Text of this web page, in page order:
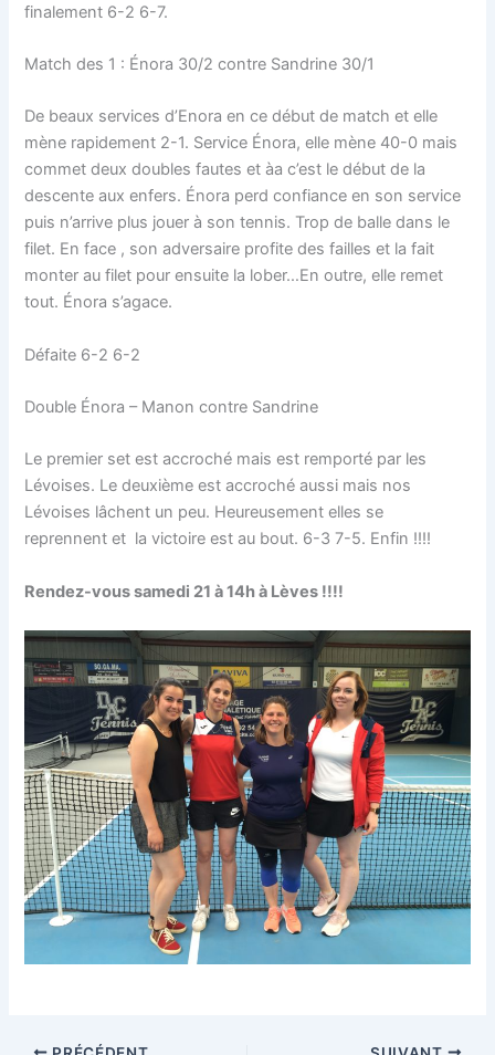
finalement 6-2 6-7.
Match des 1 : Énora 30/2 contre Sandrine 30/1
De beaux services d’Enora en ce début de match et elle
mène rapidement 2-1. Service Énora, elle mène 40-0 mais
commet deux doubles fautes et àa c’est le début de la
descente aux enfers. Énora perd confiance en son service
puis n’arrive plus jouer à son tennis. Trop de balle dans le
filet. En face , son adversaire profite des failles et la fait
monter au filet pour ensuite la lober…En outre, elle remet
tout. Énora s’agace.
Défaite 6-2 6-2
Double Énora – Manon contre Sandrine
Le premier set est accroché mais est remporté par les
Lévoises. Le deuxième est accroché aussi mais nos
Lévoises lâchent un peu. Heureusement elles se
reprennent et la victoire est au bout. 6-3 7-5. Enfin !!!!
Rendez-vous samedi 21 à 14h à Lèves !!!!